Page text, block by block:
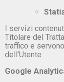
I servizi
Titolare del
traffico e
dell’Utente.
Google